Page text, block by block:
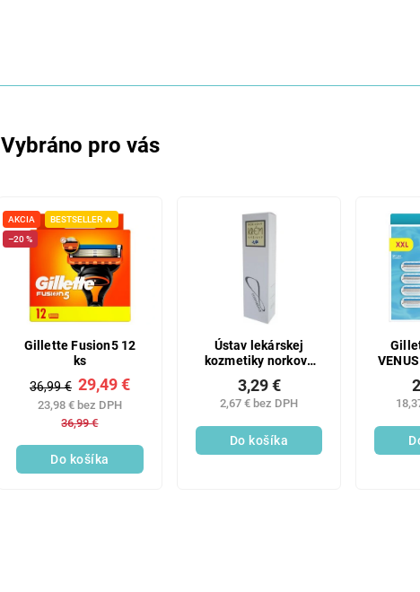
Vybráno pro vás
AKCIA
BESTSELLER 🔥
–20 %
Gillette Fusion5 12
ks
36,99 €
23,98 € bez DPH
36,99 €
29,49 €
Do košíka
Ústav lekárskej
kozmetiky norkový
denný aj nočný
výživný krém 33 g
2,67 € bez DPH
3,29 €
Do košíka